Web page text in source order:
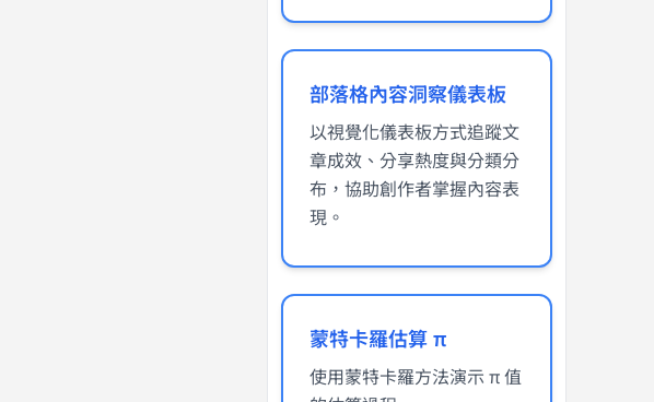
部落格內容洞察儀表板
以視覺化儀表板方式追蹤文
章成效、分享熱度與分類分
布，協助創作者掌握內容表
現。
蒙特卡羅估算 π
使用蒙特卡羅方法演示 π 值